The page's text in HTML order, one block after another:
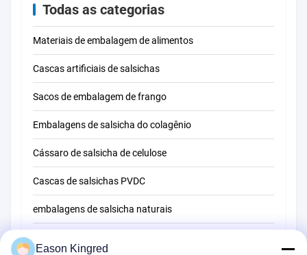
Todas as categorias
Materiais de embalagem de alimentos
Cascas artificiais de salsichas
Sacos de embalagem de frango
Embalagens de salsicha do colagênio
Cássaro de salsicha de celulose
Cascas de salsichas PVDC
embalagens de salsicha naturais
Eason Kingred